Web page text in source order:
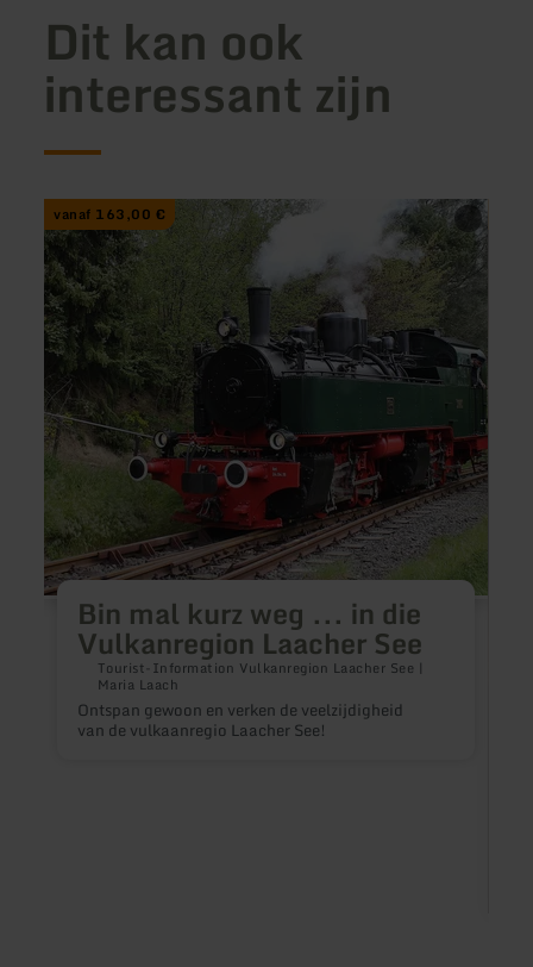
Dit kan ook
interessant zijn
vanaf 163,00 €
Bin mal kurz weg ... in die
Vulkanregion Laacher See
Tourist-Information Vulkanregion Laacher See |
Maria Laach
Ontspan gewoon en verken de veelzijdigheid
van de vulkaanregio Laacher See!
informatie
over:
Bin
mal
kurz
weg
...
in
die
Vulkanregion
Laacher
See